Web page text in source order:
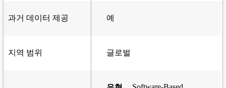
과거 데이터 제공 예
지역 범위 글로벌